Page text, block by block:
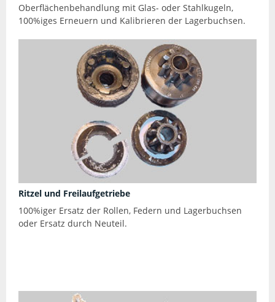
Oberflächenbehandlung mit Glas- oder Stahlkugeln,
100%iges Erneuern und Kalibrieren der Lagerbuchsen.
Ritzel und Freilaufgetriebe
100%iger Ersatz der Rollen, Federn und Lagerbuchsen
oder Ersatz durch Neuteil.